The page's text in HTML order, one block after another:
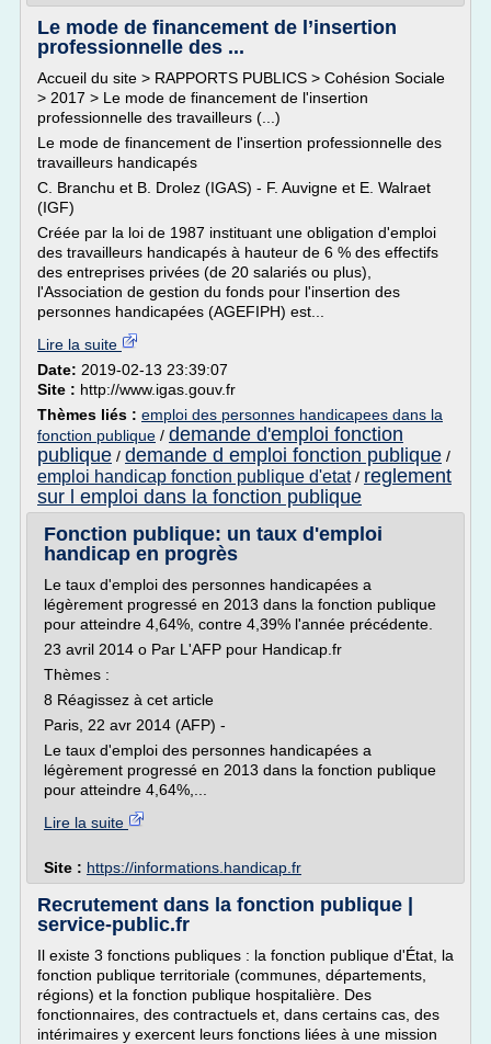
Le mode de financement de l’insertion
professionnelle des ...
Accueil du site > RAPPORTS PUBLICS > Cohésion Sociale
> 2017 > Le mode de financement de l'insertion
professionnelle des travailleurs (...)
Le mode de financement de l'insertion professionnelle des
travailleurs handicapés
C. Branchu et B. Drolez (IGAS) - F. Auvigne et E. Walraet
(IGF)
Créée par la loi de 1987 instituant une obligation d'emploi
des travailleurs handicapés à hauteur de 6 % des effectifs
des entreprises privées (de 20 salariés ou plus),
l'Association de gestion du fonds pour l'insertion des
personnes handicapées (AGEFIPH) est...
Lire la suite
Date: 2019-02-13 23:39:07
Site : http://www.igas.gouv.fr
Thèmes liés : emploi des personnes handicapees dans la
fonction publique / demande d'emploi fonction
publique / demande d emploi fonction publique /
emploi handicap fonction publique d'etat/ reglement
sur l emploi dans la fonction publique
Fonction publique: un taux d'emploi
handicap en progrès
Le taux d'emploi des personnes handicapées a
légèrement progressé en 2013 dans la fonction publique
pour atteindre 4,64%, contre 4,39% l'année précédente.
23 avril 2014 o Par L'AFP pour Handicap.fr
Thèmes :
8 Réagissez à cet article
Paris, 22 avr 2014 (AFP) -
Le taux d'emploi des personnes handicapées a
légèrement progressé en 2013 dans la fonction publique
pour atteindre 4,64%,...
Lire la suite
Site : https://informations.handicap.fr
Recrutement dans la fonction publique |
service-public.fr
Il existe 3 fonctions publiques : la fonction publique d'État, la
fonction publique territoriale (communes, départements,
régions) et la fonction publique hospitalière. Des
fonctionnaires, des contractuels et, dans certains cas, des
intérimaires y exercent leurs fonctions liées à une mission